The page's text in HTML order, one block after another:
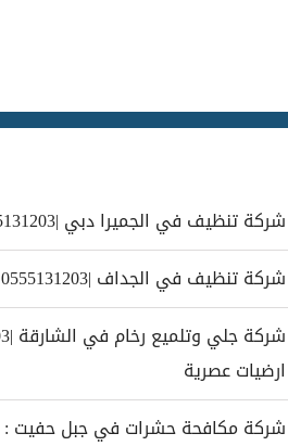
شركة تنظيف في الجميرا دبي |0555131203| فلل ومنازل
شركة تنظيف في الجداف |0555131203
ارضيات عصرية
شركة مكافحة حشرات في جبل حفيت : 0555131203